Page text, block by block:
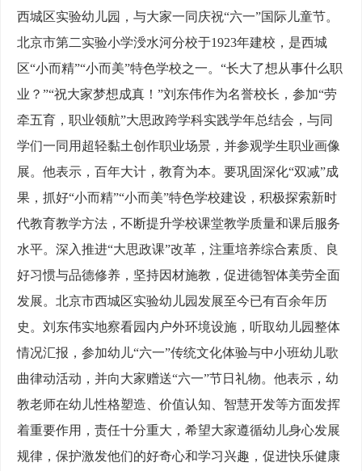
西城区实验幼儿园，与大家一同庆祝“六一”国际儿童节。
北京市第二实验小学涭水河分校于1923年建校，是西城
区“小而精”“小而美”特色学校之一。“长大了想从事什么职
业？”“祝大家梦想成真！”刘东伟作为名誉校长，参加“劳
牵五育，职业领航”大思政跨学科实践学年总结会，与同
学们一同用超轻黏土创作职业场景，并参观学生职业画像
展。他表示，百年大计，教育为本。要巩固深化“双减”成
果，抓好“小而精”“小而美”特色学校建设，积极探索新时
代教育教学方法，不断提升学校课堂教学质量和课后服务
水平。深入推进“大思政课”改革，注重培养综合素质、良
好习惯与品德修养，坚持因材施教，促进德智体美劳全面
发展。北京市西城区实验幼儿园发展至今已有百余年历
史。刘东伟实地察看园内户外环境设施，听取幼儿园整体
情况汇报，参加幼儿“六一”传统文化体验与中小班幼儿歌
曲律动活动，并向大家赠送“六一”节日礼物。他表示，幼
教老师在幼儿性格塑造、价值认知、智慧开发等方面发挥
着重要作用，责任十分重大，希望大家遵循幼儿身心发展
规律，保护激发他们的好奇心和学习兴趣，促进快乐健康